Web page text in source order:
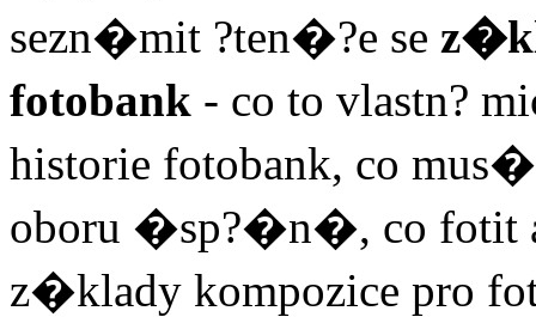
sezn�mit ?ten�?e se
fotobank - co to vlastn?
historie fotobank, co
oboru �sp?�n�, co fotit a
z�klady kompozice pro